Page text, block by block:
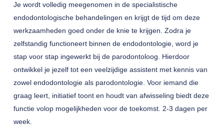
Je wordt volledig meegenomen in de specialistische
endodontologische behandelingen en krijgt de tijd om deze
werkzaamheden goed onder de knie te krijgen. Zodra je
zelfstandig functioneert binnen de endodontologie, word je
stap voor stap ingewerkt bij de parodontoloog. Hierdoor
ontwikkel je jezelf tot een veelzijdige assistent met kennis van
zowel endodontologie als parodontologie. Voor iemand die
graag leert, initiatief toont en houdt van afwisseling biedt deze
functie volop mogelijkheden voor de toekomst. 2-3 dagen per
week.